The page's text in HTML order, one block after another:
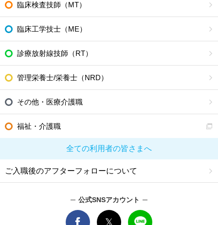
臨床検査技師（MT）
臨床工学技士（ME）
診療放射線技師（RT）
管理栄養士/栄養士（NRD）
その他・医療介護職
福祉・介護職
全ての利用者の皆さまへ
ご入職後のアフターフォローについて
公式SNSアカウント